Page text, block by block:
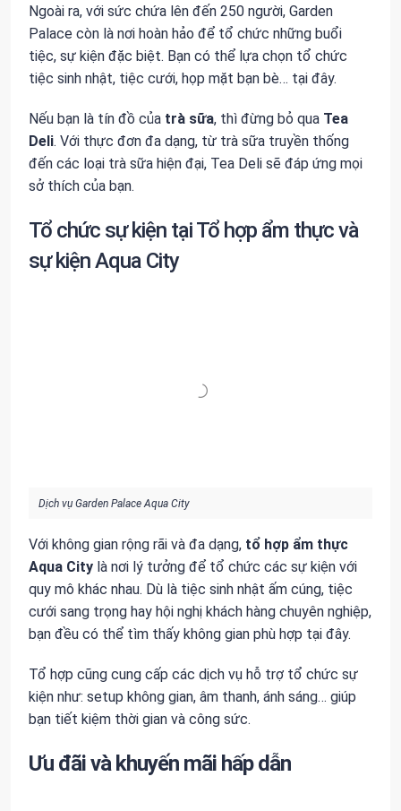
Ngoài ra, với sức chứa lên đến 250 người, Garden
Palace còn là nơi hoàn hảo để tổ chức những buổi
tiệc, sự kiện đặc biệt. Bạn có thể lựa chọn tổ chức
tiệc sinh nhật, tiệc cưới, họp mặt bạn bè… tại đây.
Nếu bạn là tín đồ của trà sữa, thì đừng bỏ qua Tea
Deli. Với thực đơn đa dạng, từ trà sữa truyền thống
đến các loại trà sữa hiện đại, Tea Deli sẽ đáp ứng mọi
sở thích của bạn.
Tổ chức sự kiện tại Tổ hợp ẩm thực và
sự kiện Aqua City
Dịch vụ Garden Palace Aqua City
Với không gian rộng rãi và đa dạng, tổ hợp ẩm thực
Aqua City là nơi lý tưởng để tổ chức các sự kiện với
quy mô khác nhau. Dù là tiệc sinh nhật ấm cúng, tiệc
cưới sang trọng hay hội nghị khách hàng chuyên nghiệp,
bạn đều có thể tìm thấy không gian phù hợp tại đây.
Tổ hợp cũng cung cấp các dịch vụ hỗ trợ tổ chức sự
kiện như: setup không gian, âm thanh, ánh sáng… giúp
bạn tiết kiệm thời gian và công sức.
Ưu đãi và khuyến mãi hấp dẫn